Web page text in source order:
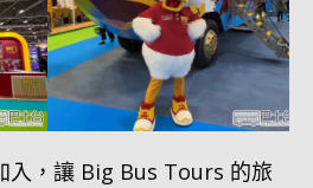
入，讓 Big Bus Tours 的旅